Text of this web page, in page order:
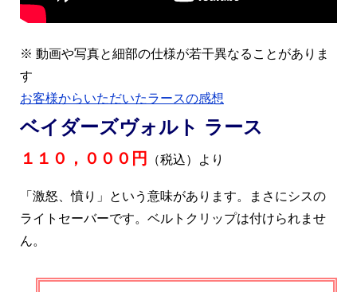
※ 動画や写真と細部の仕様が若干異なることがありま
す
お客様からいただいたラースの感想
ベイダーズヴォルト ラース
１１０，０００円 （税込）より
「激怒、憤り」という意味があります。まさにシスの
ライトセーバーです。ベルトクリップは付けられませ
ん。